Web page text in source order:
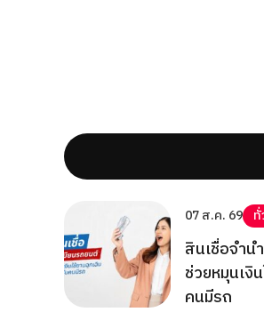
07 ส.ค. 69
สินเชื่อจำน
ช่วยหมุนเงิ
คนมีรถ